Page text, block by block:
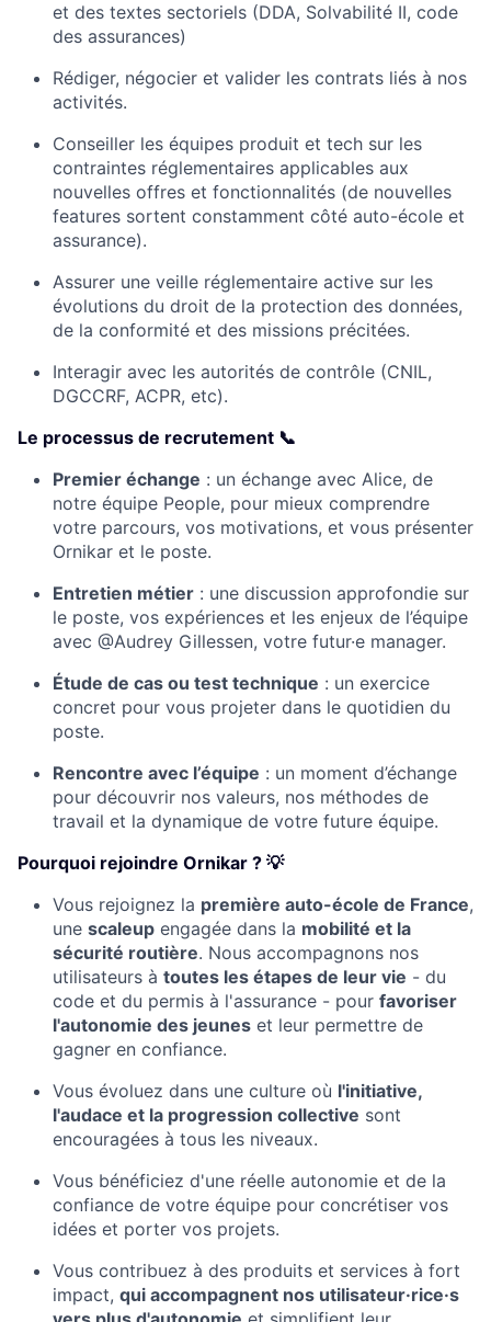
et des textes sectoriels (DDA, Solvabilité II, code
des assurances)
Rédiger, négocier et valider les contrats liés à nos
activités.
Conseiller les équipes produit et tech sur les
contraintes réglementaires applicables aux
nouvelles offres et fonctionnalités (de nouvelles
features sortent constamment côté auto-école et
assurance).
Assurer une veille réglementaire active sur les
évolutions du droit de la protection des données,
de la conformité et des missions précitées.
Interagir avec les autorités de contrôle (CNIL,
DGCCRF, ACPR, etc).
Le processus de recrutement 📞
Premier échange : un échange avec Alice, de
notre équipe People, pour mieux comprendre
votre parcours, vos motivations, et vous présenter
Ornikar et le poste.
Entretien métier : une discussion approfondie sur
le poste, vos expériences et les enjeux de l’équipe
avec @Audrey Gillessen, votre futur·e manager.
Étude de cas ou test technique : un exercice
concret pour vous projeter dans le quotidien du
poste.
Rencontre avec l’équipe : un moment d’échange
pour découvrir nos valeurs, nos méthodes de
travail et la dynamique de votre future équipe.
Pourquoi rejoindre Ornikar ? 💡
Vous rejoignez la première auto-école de France,
une scaleup engagée dans la mobilité et la
sécurité routière. Nous accompagnons nos
utilisateurs à toutes les étapes de leur vie - du
code et du permis à l'assurance - pour favoriser
l'autonomie des jeunes et leur permettre de
gagner en confiance.
Vous évoluez dans une culture où l'initiative,
l'audace et la progression collective sont
encouragées à tous les niveaux.
Vous bénéficiez d'une réelle autonomie et de la
confiance de votre équipe pour concrétiser vos
idées et porter vos projets.
Vous contribuez à des produits et services à fort
impact, qui accompagnent nos utilisateur·rice·s